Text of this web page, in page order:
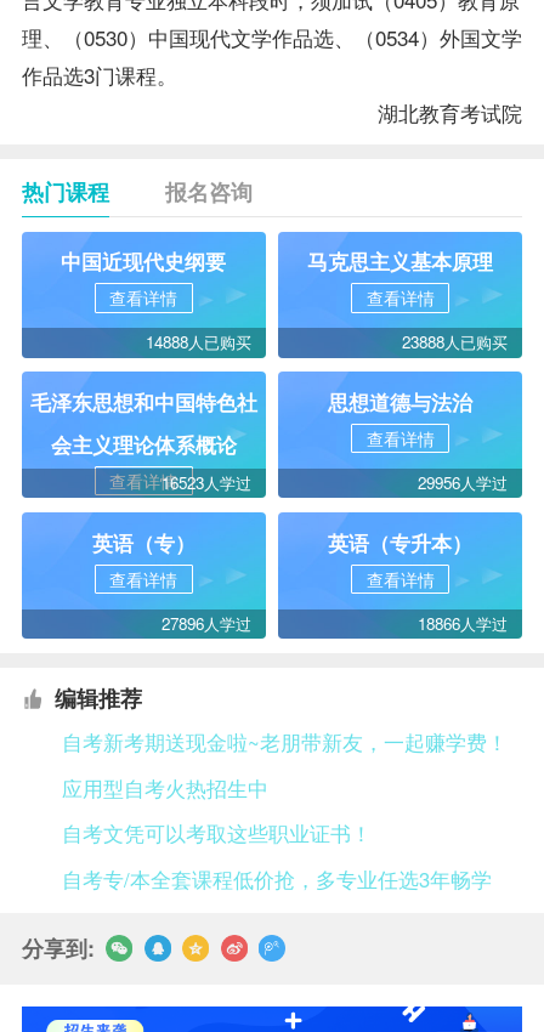
理、（0530） 中国现代文学作品选、（0534） 外国文学
作品选3门课程。
湖北教育考试院
热门课程 报名咨询
中国近现代史纲要
查看详情
14888人已购买
马克思主义基本原理
查看详情
23888人已购买
毛泽东思想和中国特色社
会主义理论体系概论
查看详情16523人学过
思想道德与法治
查看详情
29956人学过
英语（专）
查看详情
27896人学过
英语（专升本）
查看详情
18866人学过
编辑推荐
自考新考期送现金啦~老朋带新友，一起赚学费！
应用型自考火热招生中
自考文凭可以考取这些职业证书！
自考专/本全套课程低价抢，多专业任选3年畅学
分享到: